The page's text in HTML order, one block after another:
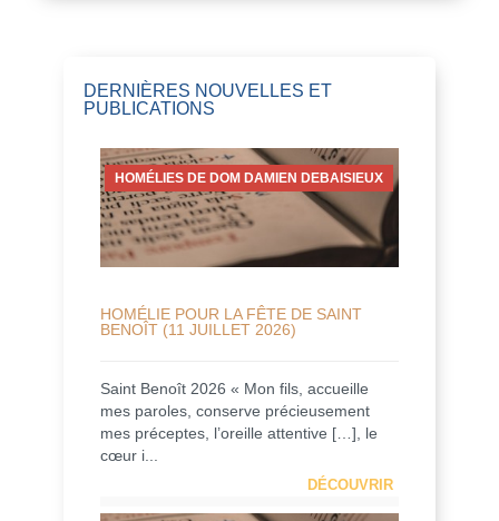
DERNIÈRES NOUVELLES ET
PUBLICATIONS
HOMÉLIES DE DOM DAMIEN DEBAISIEUX
HOMÉLIE POUR LA FÊTE DE SAINT
BENOÎT (11 JUILLET 2026)
Saint Benoît 2026 « Mon fils, accueille
mes paroles, conserve précieusement
mes préceptes, l’oreille attentive […], le
cœur i...
DÉCOUVRIR